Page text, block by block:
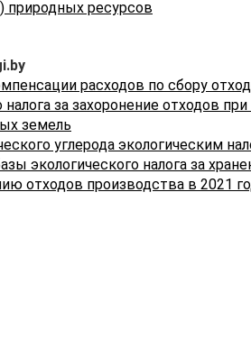
выбросы
"Об исчислении
платежей".
природных ресурсов
расходов по сбору
налога за захоронение отходов
земель
углерода экологическим
экологического налога за
отходов производства в 2021